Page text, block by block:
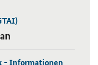
- Informationen